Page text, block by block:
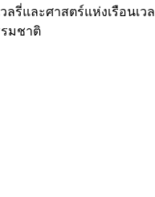
รี่และศาสตร์แห่งเรือนเว
มชาติ